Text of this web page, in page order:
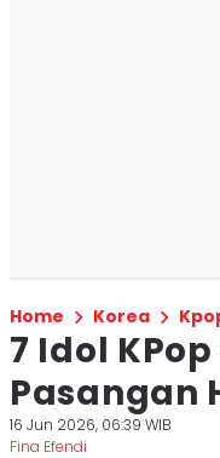
Home Korea
7 Idol
Pasangan
16 Jun 2026, 06:39 WIB
Fina Efendi